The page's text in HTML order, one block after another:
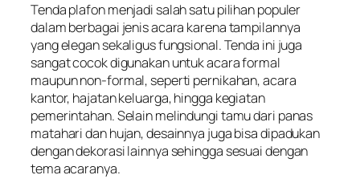
Tenda plafon menjadi salah satu pilihan populer
dalam berbagai jenis acara karena tampilannya
yang elegan sekaligus fungsional. Tenda ini juga
sangat cocok digunakan untuk acara formal
maupun non-formal, seperti pernikahan, acara
kantor, hajatan keluarga, hingga kegiatan
pemerintahan. Selain melindungi tamu dari panas
matahari dan hujan, desainnya juga bisa dipadukan
dengan dekorasi lainnya sehingga sesuai dengan
tema acaranya.